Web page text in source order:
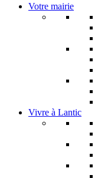
Votre mairie
Vivre à Lantic